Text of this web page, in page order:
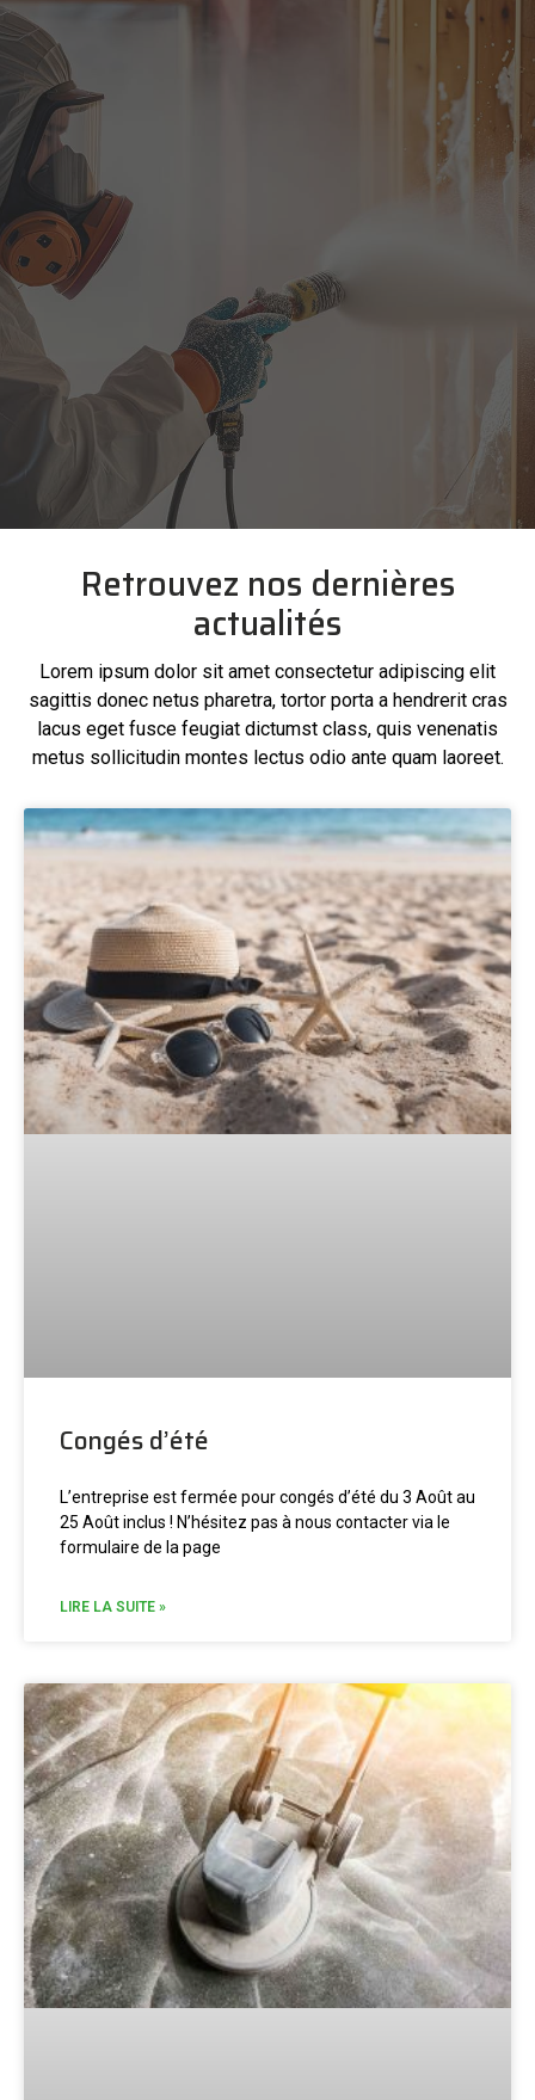
Retrouvez nos dernières
actualités
Lorem ipsum dolor sit amet consectetur adipiscing elit
sagittis donec netus pharetra, tortor porta a hendrerit cras
lacus eget fusce feugiat dictumst class, quis venenatis
metus sollicitudin montes lectus odio ante quam laoreet.
Congés d’été
L’entreprise est fermée pour congés d’été du 3 Août au
25 Août inclus ! N’hésitez pas à nous contacter via le
formulaire de la page
LIRE LA SUITE »